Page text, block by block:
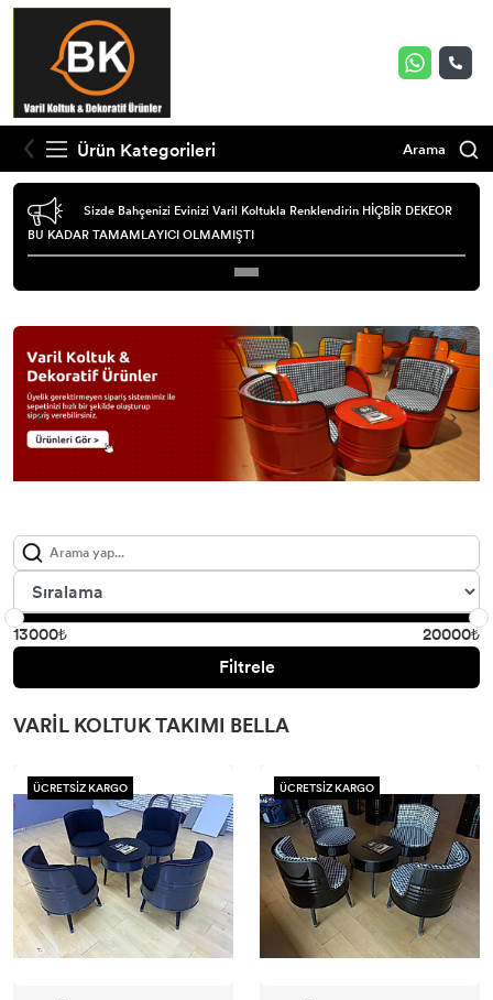
Ürün Kategorileri Arama
Sizde Bahçenizi Evinizi Varil Koltukla Renklendirin HİÇBİR DEKEOR
BU KADAR TAMAMLAYICI OLMAMIŞTI
13000₺ 20000₺
Filtrele
VARIL KOLTUK TAKIMI BELLA
ÜCRETSİZ KARGO ÜCRETSİZ KARGO